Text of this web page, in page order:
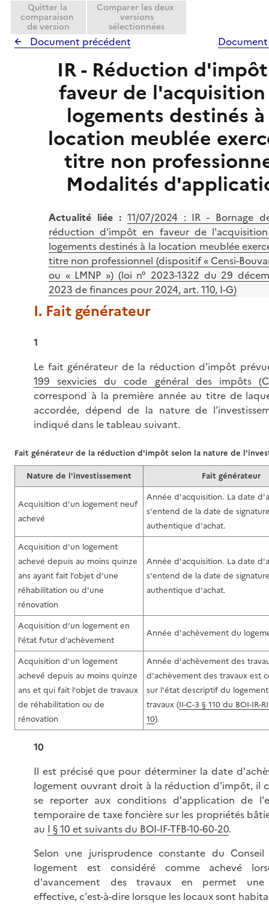
Quitter la
comparaison
de version
Comparer les deux
versions
sélectionnées
Document précédent
IR - Réduction
faveur de
logements destinés
location meublée
titre non
Modalités
Actualité liée : 11/07/2024 : IR - Bornage
réduction d'impôt en faveur de
logements destinés à la location meublée
titre non professionnel (dispositif « Censi-
ou « LMNP ») (loi n° 2023-1322 du 29
2023 de finances pour 2024, art. 110, I-G)
I. Fait générateur
1
Le fait générateur de la réduction d’impôt
199 sexvicies du code général des impôts
correspond à la première année au titre de
accordée, dépend de la nature de
indiqué dans le tableau suivant.
Fait générateur de la réduction d'impôt selon la nature de
Nature de l'investissement
Fait générateur
Acquisition d’un logement neuf
achevé
Année d'acquisition. La date
s'entend de la date de
authentique d'achat.
Acquisition d’un logement
achevé depuis au moins quinze
ans ayant fait l’objet d’une
réhabilitation ou d'une
rénovation
Année d'acquisition. La date
s'entend de la date de
authentique d'achat.
Acquisition d’un logement en
l’état futur d’achèvement
Année d'achèvement du
Acquisition d’un logement
achevé depuis au moins quinze
ans et qui fait l’objet de travaux
de réhabilitation ou de
rénovation
Année d'achèvement des
d'achèvement des travaux est
sur l'état descriptif du
travaux (II-C-3 § 110 du BOI-IR-
10).
10
Il est précisé que pour déterminer la date
logement ouvrant droit à la réduction d'impôt, il
se reporter aux conditions d'application de
temporaire de taxe foncière sur les propriétés
au I § 10 et suivants du BOI-IF-TFB-10-60-20.
Selon une jurisprudence constante du
logement est considéré comme achevé
d'avancement des travaux en permet une
effective, c'est-à-dire lorsque les locaux sont